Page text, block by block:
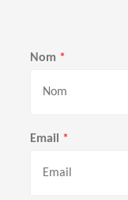
Nom *
r
é
Email *